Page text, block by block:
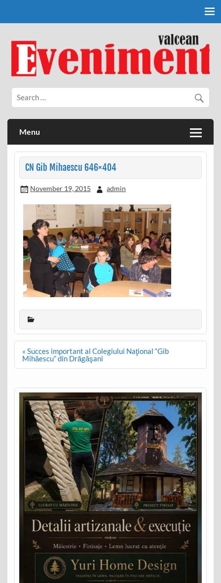
Eveniment Valcean
Menu
CN Gib Mihaescu 646×404
November 19, 2015 admin
Post
navigation
« Succes important al Colegiului Naţional “Gib
Mihăescu” din Drăgăşani